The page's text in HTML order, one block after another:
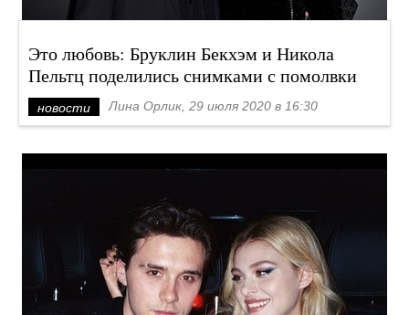
Это любовь: Бруклин Бекхэм и Никола
Пельтц поделились снимками с помолвки
новости Лина Орлик, 29 июля 2020 в 16:30